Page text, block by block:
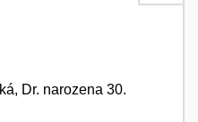
Dr. narozena 30.